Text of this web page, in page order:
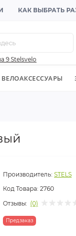
КАК ВЫБРАТЬ
9 Stelsvelo
ВЕЛОАКСЕССУАРЫ
Производитель: STELS
Код Товара: 2760
Отзывы: (0)
Предзаказ